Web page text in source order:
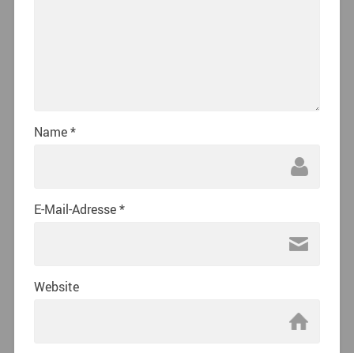
Name*
E-Mail-Adresse*
Website